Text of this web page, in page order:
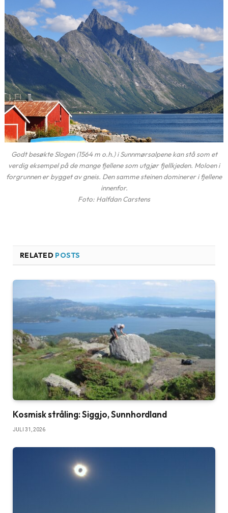
Godt besøkte Slogen (1564 m o.h.) i Sunnmørsalpene kan stå som et
verdig eksempel på de mange fjellene som utgjør fjellkjeden. Moloen i
forgrunnen er bygget av gneis. Den samme steinen dominerer i fjellene
innenfor.
Foto: Halfdan Carstens
RELATED POSTS
Kosmisk stråling: Siggjo, Sunnhordland
JULI 31, 2026